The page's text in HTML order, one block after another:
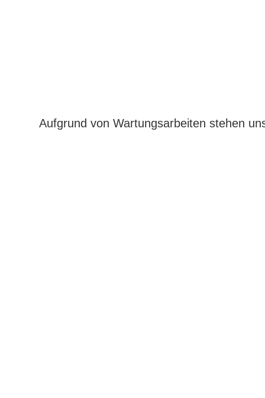
Aufgrund von Wartungsarbeiten stehen